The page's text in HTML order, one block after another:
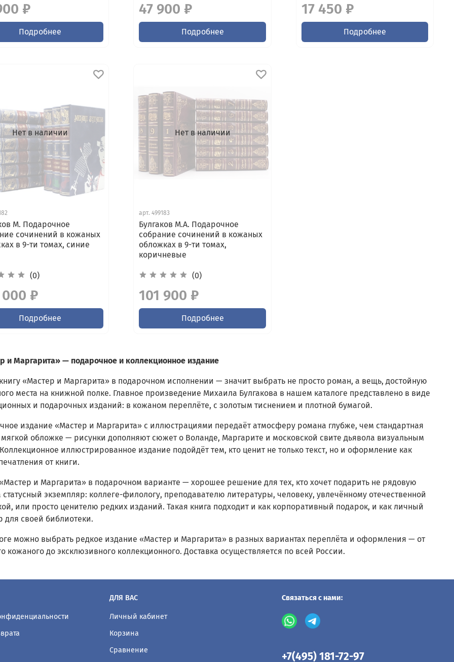
₽
Подробнее
47 900 ₽
Подробнее
17 450 ₽
Подробнее
Нет в наличии
М. Подарочное
сочинений в кожаных
в 9-ти томах, синие
(0)
000 ₽
Подробнее
Нет в наличии
арт.499183
Булгаков М.А. Подарочное
собрание сочинений в кожаных
обложках в 9-ти томах,
коричневые
(0)
101 900 ₽
Подробнее
и Маргарита» — подарочное и коллекционное издание
«Мастер и Маргарита» в подарочном исполнении — значит выбрать не просто роман, а вещь, достойную
места на книжной полке. Главное произведение Михаила Булгакова в нашем каталоге представлено в виде
и подарочных изданий: в кожаном переплёте, с золотым тиснением и плотной бумагой.
издание «Мастер и Маргарита» с иллюстрациями передаёт атмосферу романа глубже, чем стандартная
мягкой обложке — рисунки дополняют сюжет о Воланде, Маргарите и московской свите дьявола визуальным
иллюстрированное издание подойдёт тем, кто ценит не только текст, но и оформление как
от книги.
и Маргарита» в подарочном варианте — хорошее решение для тех, кто хочет подарить не рядовую
статусный экземпляр: коллеге-филологу, преподавателю литературы, человеку, увлечённому отечественной
или просто ценителю редких изданий. Такая книга подходит и как корпоративный подарок, и как личный
для своей библиотеки.
можно выбрать редкое издание «Мастер и Маргарита» в разных вариантах переплёта и оформления — от
кожаного до эксклюзивного коллекционного. Доставка осуществляется по всей России.
ДЛЯ ВАС
Личный кабинет
Корзина
Сравнение
Связаться с нами:
+7(495) 181-72-97